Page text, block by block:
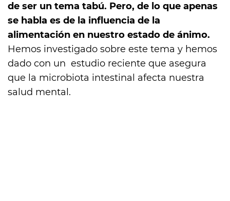
de ser un tema tabú. Pero, de lo que apenas
se habla es de la influencia de la
alimentación en nuestro estado de ánimo.
Hemos investigado sobre este tema y hemos
dado con un estudio reciente que asegura
que la microbiota intestinal afecta nuestra
salud mental.